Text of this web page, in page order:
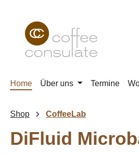
Home Über uns Termine
Shop CoffeeLab
DiFluid